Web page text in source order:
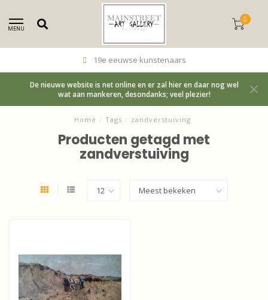
MENU
0
19e eeuwse kunstenaars
De nieuwe website is net online en er zal hier en daar nog wel
wat aan mankeren, desondanks; veel plezier!
Home / Tags / zandverstuiving
Producten getagd met
zandverstuiving